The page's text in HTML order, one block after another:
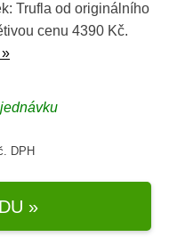
Trufla od originálního
cenu 4390 Kč.
DPH
»